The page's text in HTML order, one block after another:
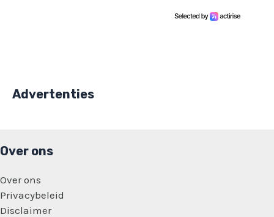
Advertenties
Over ons
Over ons
Privacybeleid
Disclaimer